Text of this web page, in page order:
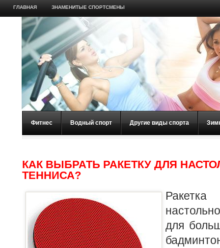
ГЛАВНАЯ ЗНАМЕНИТЫЕ СПОРТСМЕНЫ
Фитнес Водный спорт Другие виды спорта
КАК ВЫБРАТЬ РАКЕТКУ ДЛЯ
ТЕННИСА?
для